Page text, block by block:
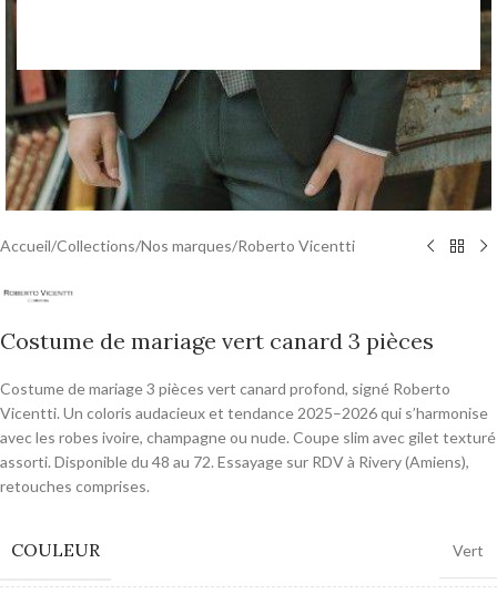
Accueil/Collections/Nos marques/Roberto Vicentti
Costume de mariage vert canard 3 pièces
Costume de mariage 3 pièces vert canard profond, signé Roberto
Vicentti. Un coloris audacieux et tendance 2025–2026 qui s’harmonise
avec les robes ivoire, champagne ou nude. Coupe slim avec gilet texturé
assorti. Disponible du 48 au 72. Essayage sur RDV à Rivery (Amiens),
retouches comprises.
COULEUR Vert